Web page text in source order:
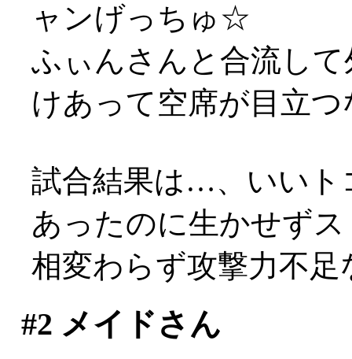
ャンげっちゅ☆
ふぃんさんと合流し
けあって空席が目立
試合結果は…、いいト
あったのに生かせず
相変わらず攻撃力不
#2 メイドさん